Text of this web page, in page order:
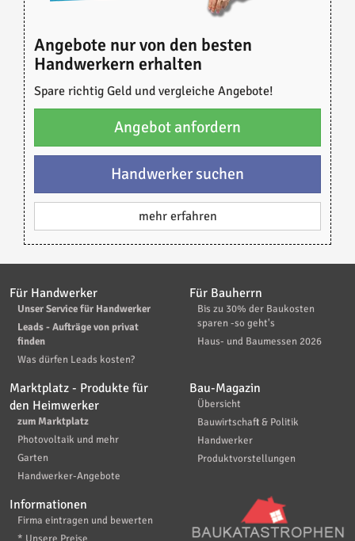
Angebote nur von den besten
Handwerkern erhalten
Spare richtig Geld und vergleiche Angebote!
Angebot anfordern
Handwerker suchen
mehr erfahren
Für Handwerker
Unser Service für Handwerker
Leads - Aufträge von privat
finden
Was dürfen Leads kosten?
Für Bauherrn
Bis zu 30% der Baukosten
sparen -so geht's
Haus- und Baumessen 2026
Marktplatz - Produkte für
den Heimwerker
zum Marktplatz
Photovoltaik und mehr
Garten
Handwerker-Angebote
Bau-Magazin
Übersicht
Bauwirtschaft & Politik
Handwerker
Produktvorstellungen
Informationen
Firma eintragen und bewerten